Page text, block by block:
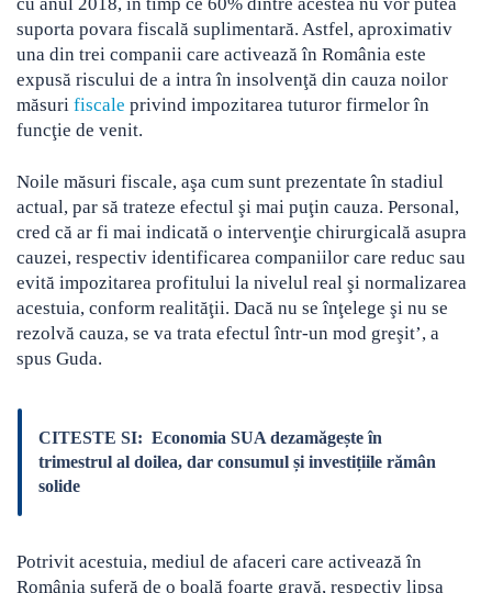
suporta povara fiscală suplimentară. Astfel, aproximativ
una din trei companii care activează în România este
expusă riscului de a intra în insolvenţă din cauza noilor
măsuri fiscale privind impozitarea tuturor firmelor în
funcţie de venit.
Noile măsuri fiscale, aşa cum sunt prezentate în stadiul
actual, par să trateze efectul şi mai puţin cauza. Personal,
cred că ar fi mai indicată o intervenţie chirurgicală asupra
cauzei, respectiv identificarea companiilor care reduc sau
evită impozitarea profitului la nivelul real şi normalizarea
acestuia, conform realităţii. Dacă nu se înţelege şi nu se
rezolvă cauza, se va trata efectul într-un mod greşit’, a
spus Guda.
CITESTE SI: Economia SUA dezamăgește în
trimestrul al doilea, dar consumul și investițiile rămân
solide
Potrivit acestuia, mediul de afaceri care activează în
România suferă de o boală foarte gravă, respectiv lipsa